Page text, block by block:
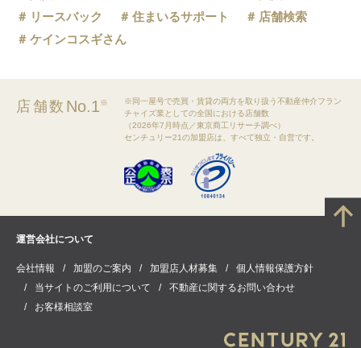
リースバック
住まいるサポート
店舗検索
ケインコスギさん
店舗数 No.1※
※同一屋号で売買・賃貸の両方を取り扱う不動産仲介フラン
チャイズ業としての全国における店舗数
（2026年7月時点／東京商工リサーチ調べ）
センチュリー21の加盟店は、すべて独立・自営です。
運営会社について
会社情報 加盟のご案内 加盟店人材募集
個人情報保護方針
当サイトのご利用について
不動産に関するお問い合わせ
お客様相談室